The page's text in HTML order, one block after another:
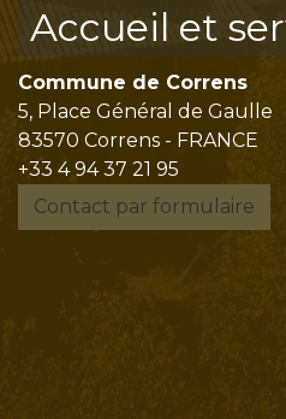
Accueil et
Commune de Correns
5, Place Général de Gaulle
83570 Correns - FRANCE
+33 4 94 37 21 95
Contact par formulaire